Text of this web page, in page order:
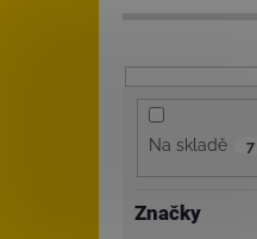
Na skladě 7
Značky